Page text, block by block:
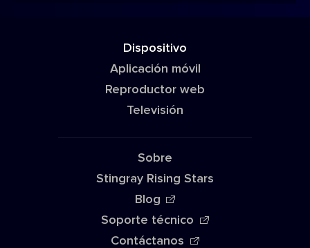
Dispositivo
Aplicación móvil
Reproductor web
Televisión
Sobre
Stingray Rising Stars
Blog
Soporte técnico
Contáctanos